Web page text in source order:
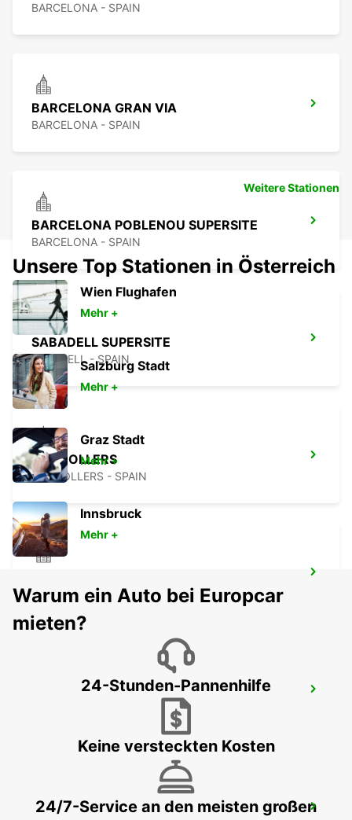
BARCELONA - SPAIN
BARCELONA GRAN VIA
BARCELONA - SPAIN
BARCELONA POBLENOU SUPERSITE
BARCELONA - SPAIN
SABADELL SUPERSITE
SABADELL - SPAIN
GRANOLLERS
GRANOLLERS - SPAIN
MATARO - SPAIN
TARRAGONA CAMP HAUPTBAHNHOF
SALOU
Weitere Stationen
Unsere Top Stationen in Österreich
Wien Flughafen
Mehr +
Salzburg Stadt
Mehr +
Graz Stadt
Mehr +
Innsbruck
Mehr +
Warum ein Auto bei Europcar
mieten?
24-Stunden-Pannenhilfe
Keine versteckten Kosten
24/7-Service an den meisten großen